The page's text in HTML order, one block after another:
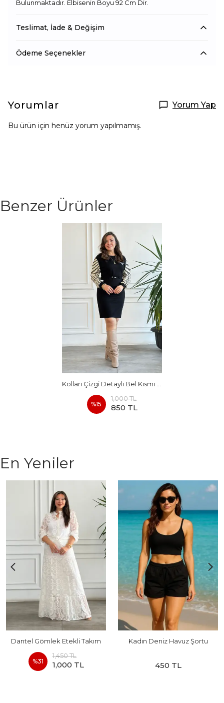
Bulunmaktadır. Elbisenin Boyu 92 Cm Dir.
Teslimat, İade & Değişim
Ödeme Seçenekler
Yorumlar Yorum Yap
Bu ürün için henüz yorum yapılmamış.
Benzer Ürünler
%15
1,000 TL
850 TL
En Yeniler
Dantel Gömlek Etekli Takım
%31
1,450 TL
1,000 TL
Kadın Deniz Havuz Şortu
450 TL